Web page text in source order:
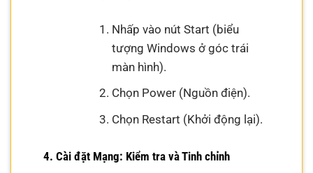
Nhấp vào nút Start (biểu
tượng Windows ở góc trái
màn hình).
Chọn Power (Nguồn điện).
Chọn Restart (Khởi động lại).
4. Cài đặt Mạng: Kiểm tra và Tinh chỉnh